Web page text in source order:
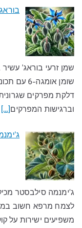
שומן
דלקת מפרקים
וברגישות המפרקים[…]
ג'ימנמה סילבסטר
לצמח מרפא חשוב
משפיעים ישירות על